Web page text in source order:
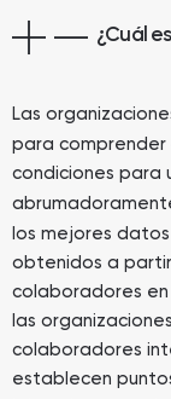
¿Cuál
Las
para comprender
condiciones para
los mejores
obtenidos a
colaboradores
las
colaboradores
establecen